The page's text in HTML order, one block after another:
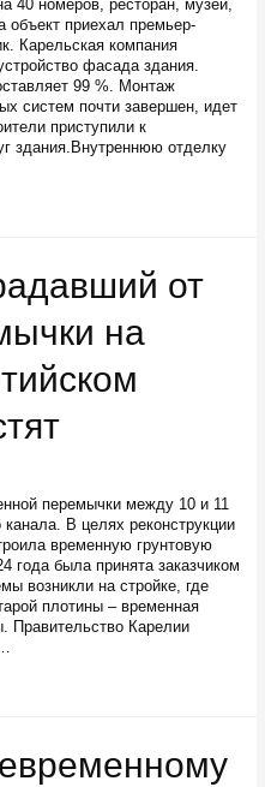
40 номеров, ресторан, музей,
приехал премьер-
Карельская компания
фасада здания.
99 %. Монтаж
систем почти завершен, идет
приступили к
здания.Внутреннюю отделку
от
на
перемычки между 10 и 11
В целях реконструкции
временную грунтовую
года была принята заказчиком
возникли на стройке, где
плотины – временная
Правительство Карелии